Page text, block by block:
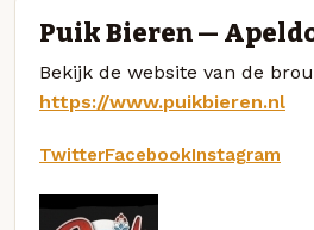
Puik Bieren —
Bekijk de website van de
https://www.puikbieren.nl
TwitterFacebookInstagram